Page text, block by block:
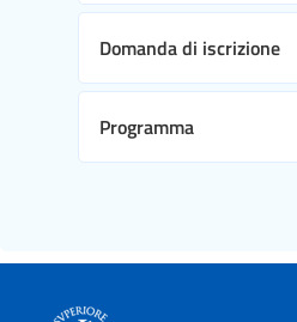
Domanda di iscrizione
Programma